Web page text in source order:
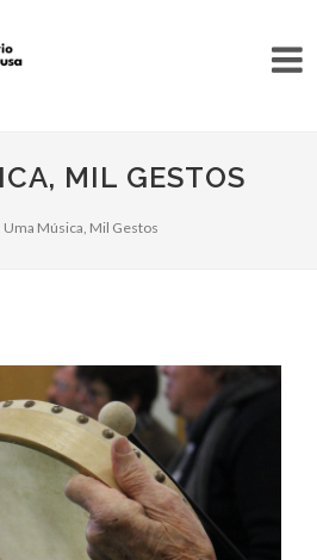
MIL GESTOS
Uma Música, Mil Gestos